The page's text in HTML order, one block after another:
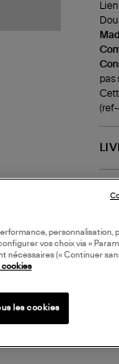
pas
personnalisation,
vos choix via «
nécessaires (« Continuer
cookies
les cookies